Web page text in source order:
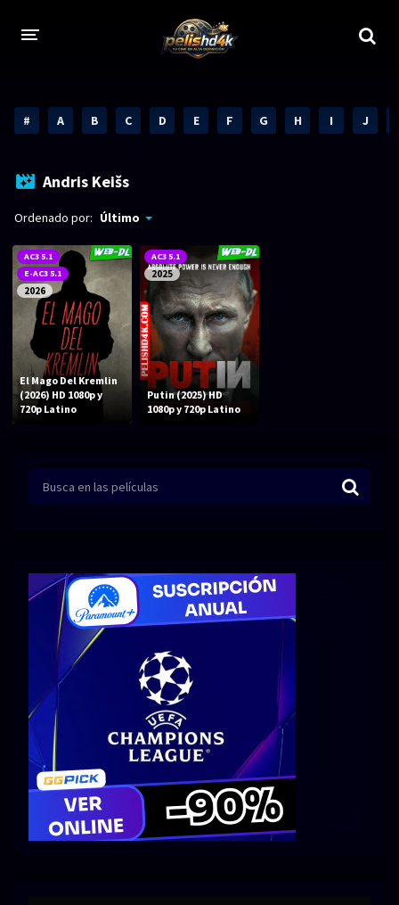
1080p 1080p Full HD
2160p REMUX 4K
720p 60 FPS
h265 HEVC 1080p REMUX
Bluray Completos
GÉNEROS
Acción Animación
Comedia Crimen
Terror
Fantástico Romance
Bélico Thriller
Biográfico
SERIES
Series 1080p Series 4K HDR
Series 720p 2160p 4K SDR
Series 1080p 60 FPS
# A B C D E F G H I J
Andris Keišs
Ordenado por: Último
AC3 5.1
E-AC3 5.1
2026
El Mago Del Kremlin
(2026) HD 1080p y
720p Latino
AC3 5.1
2025
Putin (2025) HD
1080p y 720p Latino